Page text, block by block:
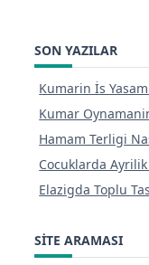
SON YAZILAR
Kumarin İs
Kumar
Hamam Terligi
Cocuklarda
Elazigda Toplu
SITE ARAMASI